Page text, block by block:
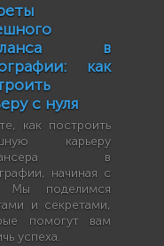
в
как
с нуля
как построить
карьеру
в
начиная с
Мы поделимся
и секретами,
помогут вам
успеха.